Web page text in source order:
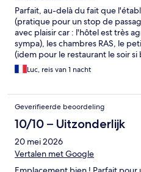
Parfait, au-delà du fait que
(pratique pour un stop de
avec plaisir car : l'hôtel est très
sympa), les chambres RAS, le
(idem pour le restaurant le soir
aimable et professionnel. Bref, un
Luc, reis van 1 nacht
Geverifieerde beoordeling
10/10 – Uitzonderlijk
20 mei 2026
Vertalen met Google